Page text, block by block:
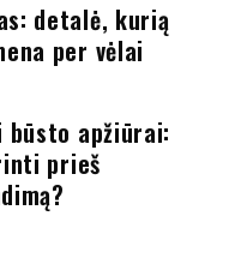
detalė, kurią
per vėlai
būsto apžiūrai:
prieš